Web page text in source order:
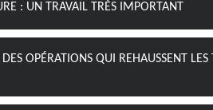
: UN TRAVAIL TRÈS IMPORTANT
OPÉRATIONS QUI REHAUSSENT